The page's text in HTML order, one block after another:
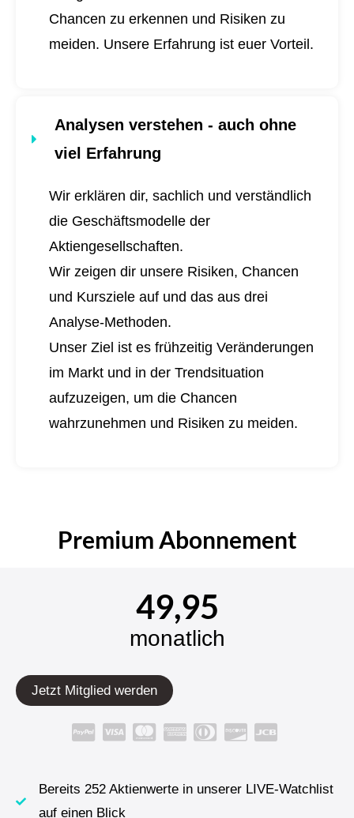
Chancen zu erkennen und Risiken zu
meiden. Unsere Erfahrung ist euer Vorteil.
Analysen verstehen - auch ohne
viel Erfahrung
Wir erklären dir, sachlich und verständlich
die Geschäftsmodelle der
Aktiengesellschaften.
Wir zeigen dir unsere Risiken, Chancen
und Kursziele auf und das aus drei
Analyse-Methoden.
Unser Ziel ist es frühzeitig Veränderungen
im Markt und in der Trendsituation
aufzuzeigen, um die Chancen
wahrzunehmen und Risiken zu meiden.
Premium Abonnement
49,95
monatlich
Jetzt Mitglied werden
Bereits 252 Aktienwerte in unserer LIVE-Watchlist
auf einen Blick